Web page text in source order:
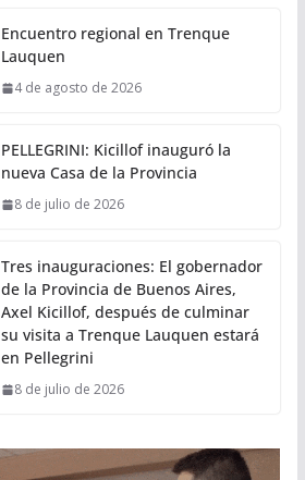
Encuentro regional en Trenque
Lauquen
4 de agosto de 2026
PELLEGRINI: Kicillof inauguró la
nueva Casa de la Provincia
8 de julio de 2026
Tres inauguraciones: El gobernador
de la Provincia de Buenos Aires,
Axel Kicillof, después de culminar
su visita a Trenque Lauquen estará
en Pellegrini
8 de julio de 2026